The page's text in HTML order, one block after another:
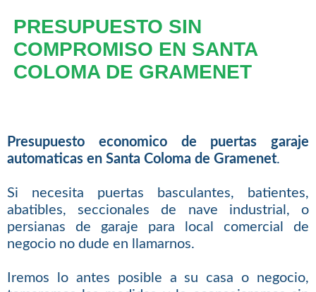
PRESUPUESTO SIN
COMPROMISO EN SANTA
COLOMA DE GRAMENET
Presupuesto economico de puertas garaje
automaticas en Santa Coloma de Gramenet.
Si necesita puertas basculantes, batientes,
abatibles, seccionales de nave industrial, o
persianas de garaje para local comercial de
negocio no dude en llamarnos.
Iremos lo antes posible a su casa o negocio,